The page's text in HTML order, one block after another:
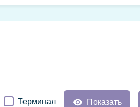
Терминал Показать